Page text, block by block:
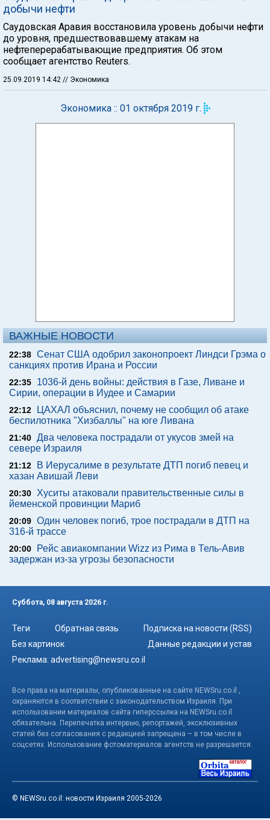
добычи нефти
Саудовская Аравия восстановила уровень добычи нефти
до уровня, предшествовавшему атакам на
нефтеперерабатывающие предприятия. Об этом
сообщает агентство Reuters.
25.09.2019 14:42 // Экономика
Экономика :: 01 октября 2019 г.
ВАЖНЫЕ НОВОСТИ
22:38 Сенат США одобрил законопроект Линдси Грэма о
санкциях против Ирана и России
22:35
1036-й день войны: действия в Газе, Ливане и
Сирии, операции в Иудее и Самарии
22:12
ЦАХАЛ объяснил, почему не сообщил об атаке
беспилотника "Хизбаллы" на юге Ливана
21:40 Два человека пострадали от укусов змей на
севере Израиля
21:12
В Иерусалиме в результате ДТП погиб певец и
хазан Авишай Леви
20:30
Хуситы атаковали правительственные силы в
йеменской провинции Мариб
20:09 Один человек погиб, трое пострадали в ДТП на
316-й трассе
20:00
Рейс авиакомпании Wizz из Рима в Тель-Авив
задержан из-за угрозы безопасности
Суббота, 08 августа 2026 г.
Теги Обратная связь
Подписка на новости (RSS)
Без картинок
Данные редакции и устав
Реклама: advertising@newsru.co.il
Все права на материалы, опубликованные на сайте NEWSru.co.il ,
охраняются в соответствии с законодательством Израиля. При
использовании материалов сайта гиперссылка на NEWSru.co.il
обязательна. Перепечатка интервью, репортажей, эксклюзивных
статей без согласования с редакцией запрещена – в том числе в
соцсетях. Использование фотоматериалов агентств не разрешается.
© NEWSru.co.il: новости Израиля 2005-2026